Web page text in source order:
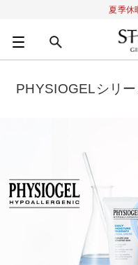
夏季休
キーワード
カートの合計金額0
PHYSIOGELシリ